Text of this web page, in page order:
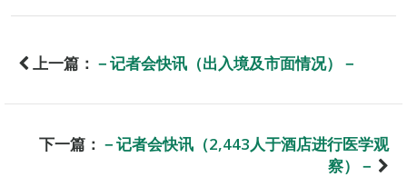
上一篇： －记者会快讯（出入境及市面情况）－
下一篇： －记者会快讯（2,443人于酒店进行医学观
察）－